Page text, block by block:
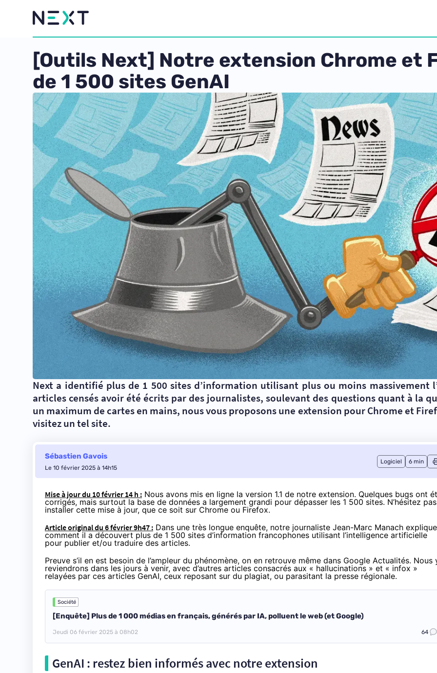
[Outils Next] Notre extension Chrome et
de 1 500 sites GenAI
Next a identifié plus de 1 500 sites d’information utilisant plus ou moins massivement
articles censés avoir été écrits par des journalistes, soulevant des questions quant à la
un maximum de cartes en mains, nous vous proposons une extension pour Chrome et
visitez un tel site.
Sébastien Gavois
Le 10 février 2025 à 14h15
Logiciel 6 min
Mise à jour du 10 février 14 h : Nous avons mis en ligne la version 1.1 de notre extension. Quelques bugs ont
corrigés, mais surtout la base de données a largement grandi pour dépasser les 1 500 sites. N’hésitez
installer cette mise à jour, que ce soit sur Chrome ou Firefox.
Article original du 6 février 9h47 : Dans une très longue enquête, notre journaliste Jean-Marc Manach explique
comment il a découvert plus de 1 500 sites d’information francophones utilisant l’intelligence artificielle
pour publier et/ou traduire des articles.
Preuve s’il en est besoin de l’ampleur du phénomène, on en retrouve même dans Google Actualités. Nous
reviendrons dans les jours à venir, avec d’autres articles consacrés aux « hallucinations » et « infox »
relayées par ces articles GenAI, ceux reposant sur du plagiat, ou parasitant la presse régionale.
Société
[Enquête] Plus de 1 000 médias en français, générés par IA, polluent le web (et Google)
Jeudi 06 février 2025 à 08h02 64
GenAI : restez bien informés avec notre extension